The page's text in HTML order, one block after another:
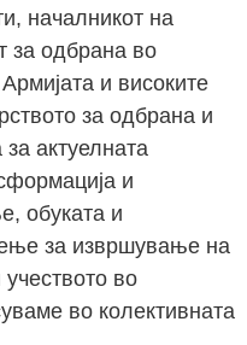
началникот на
за одбрана во
и високите
за одбрана и
актуелната
и
обуката и
за извршување на
учеството во
во колективната